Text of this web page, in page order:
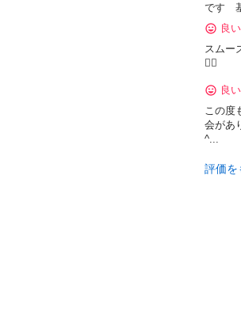
です
良い
スムー
🙇‍♂️
良い
この度
会があ
^...
評価を